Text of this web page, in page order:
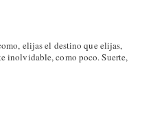
elijas el destino que elijas,
inolvidable, como poco. Suerte,